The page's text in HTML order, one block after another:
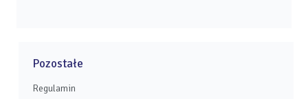
Pozostałe
Regulamin